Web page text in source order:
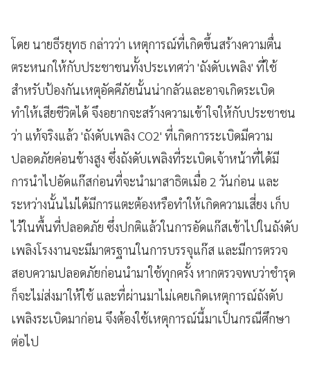
โดย นายธีรยุทธ กล่าวว่า เหตุการณ์ที่เกิดขึ้นสร้างความตื่น
ตระหนกให้กับประชาชนทั้งประเทศว่า 'ถังดับเพลิง​' ที่ใช้
สำหรับป้องกันเหตุอัคคีภัย​นั้นน่ากลัวและอาจเกิดระเบิด
ทำให้เสียชีวิตได้​ จึงอยากจะสร้างความเข้าใจให้กับประชาชน
ว่า แท้จริงแล้ว 'ถังดับเพลิง CO2' ที่เกิดการระเบิดมีความ
ปลอดภัยค่อนข้างสูง​ ซึ่งถังดับเพลิงที่ระเบิดเจ้าหน้าที่ได้มี
การนำไปอัดแก๊สก่อนที่จะนำมาสาธิตเมื่อ 2 วันก่อน และ
ระหว่างนั้นไม่ได้มีการแตะต้องหรือทำให้เกิดความเสี่ยง เก็บ
ไว้ในพื้นที่ปลอดภัย​ ซึ่งปกติแล้วในการอัดแก๊สเข้าไปในถังดับ
เพลิงโรงงานจะมีมาตรฐานในการบรรจุแก๊ส และมีการตรวจ
สอบความปลอดภัยก่อนนำมาใช้ทุกครั้ง​ หากตรวจพบว่าชำรุด​
ก็จะไม่ส่งมาให้ใช้​ และที่ผ่านมาไม่เคยเกิดเหตุการณ์ถังดับ
เพลิงระเบิดมาก่อน จึงต้องใช้เหตุการณ์นี้มาเป็นกรณีศึกษา
ต่อไป